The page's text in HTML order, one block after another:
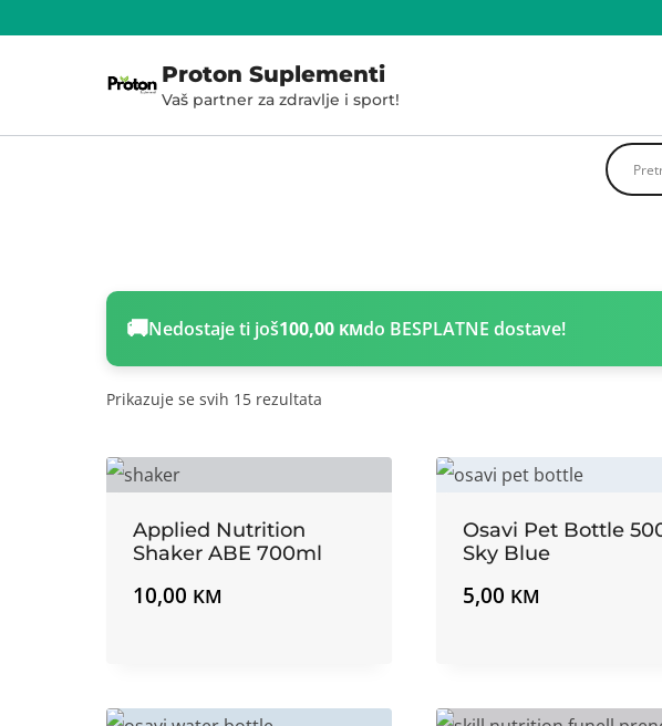
Proton Suplementi
Vaš partner za zdravlje i sport!
🚚Nedostaje ti još100,00 KMdo BESPLATNE dostave!
Prikazuje se svih 15 rezultata
Applied Nutrition
Shaker ABE 700ml
10,00 KM
Osavi Pet Bottle
Sky Blue
5,00 KM